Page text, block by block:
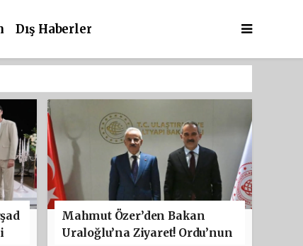
Dış Haberler
Mahmut Özer’den Bakan
Uraloğlu’na Ziyaret! Ordu’nun